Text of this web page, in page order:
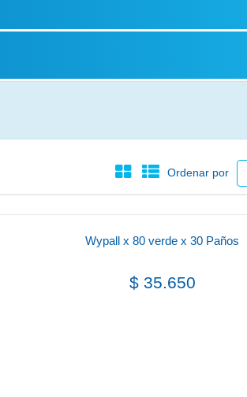
Ordenar por
Wypall x 80 verde x 30 Paños
$ 35.650